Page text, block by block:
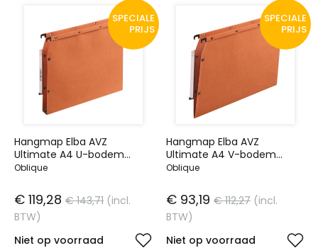
SPECIALE
PRIJS
Hangmap Elba AVZ
Ultimate A4 U-bodem
30mm oranje
Oblique
€ 119,28 € 143,71 (incl.
BTW)
Niet op voorraad
SPECIALE
PRIJS
Hangmap Elba AVZ
Ultimate A4 V-bodem
oranje
Oblique
€ 93,19 € 112,27 (incl.
BTW)
Niet op voorraad